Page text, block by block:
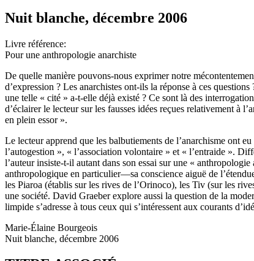
Nuit blanche, décembre 2006
Livre référence:
Pour une anthropologie anarchiste
De quelle manière pouvons-nous exprimer notre
d’expression ? Les anarchistes ont-ils la réponse à ces
une telle « cité » a-t-elle déjà existé ? Ce sont là des
d’éclairer le lecteur sur les fausses idées reçues relativement à
en plein essor ».
Le lecteur apprend que les balbutiements de l’anarchisme ont
l’autogestion », « l’association volontaire » et « l’entraide ».
l’auteur insiste-t-il autant dans son essai sur une «
anthropologique en particulier—sa conscience aiguë de
les Piaroa (établis sur les rives de l’Orinoco), les Tiv (sur les
une société. David Graeber explore aussi la question de la
limpide s’adresse à tous ceux qui s’intéressent aux courants
Marie-Élaine Bourgeois
Nuit blanche, décembre 2006